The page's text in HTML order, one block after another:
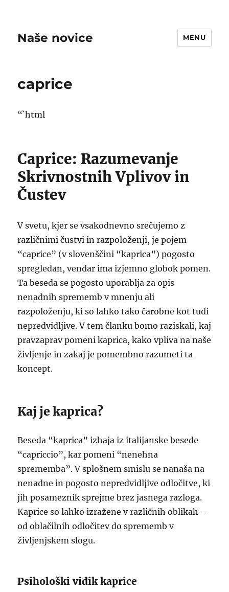
Naše novice MENU
caprice
“`html
Caprice: Razumevanje
Skrivnostnih Vplivov in
Čustev
V svetu, kjer se vsakodnevno srečujemo z
različnimi čustvi in razpoloženji, je pojem
“caprice” (v slovenščini “kaprica”) pogosto
spregledan, vendar ima izjemno globok pomen.
Ta beseda se pogosto uporablja za opis
nenadnih sprememb v mnenju ali
razpoloženju, ki so lahko tako čarobne kot tudi
nepredvidljive. V tem članku bomo raziskali, kaj
pravzaprav pomeni kaprica, kako vpliva na naše
življenje in zakaj je pomembno razumeti ta
koncept.
Kaj je kaprica?
Beseda “kaprica” izhaja iz italijanske besede
“capriccio”, kar pomeni “nenehna
sprememba”. V splošnem smislu se nanaša na
nenadne in pogosto nepredvidljive odločitve, ki
jih posameznik sprejme brez jasnega razloga.
Kaprice so lahko izražene v različnih oblikah –
od oblačilnih odločitev do sprememb v
življenjskem slogu.
Psihološki vidik kaprice